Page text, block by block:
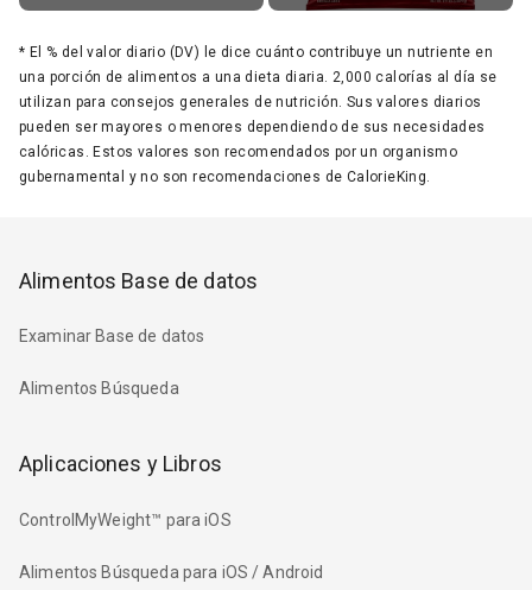
* El % del valor diario (DV) le dice cuánto contribuye un nutriente en
una porción de alimentos a una dieta diaria. 2,000 calorías al día se
utilizan para consejos generales de nutrición. Sus valores diarios
pueden ser mayores o menores dependiendo de sus necesidades
calóricas. Estos valores son recomendados por un organismo
gubernamental y no son recomendaciones de CalorieKing.
Alimentos Base de datos
Examinar Base de datos
Alimentos Búsqueda
Aplicaciones y Libros
ControlMyWeight™ para iOS
Alimentos Búsqueda para iOS / Android